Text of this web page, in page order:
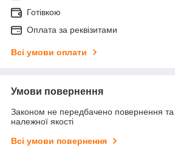
Готівкою
Оплата за реквізитами
Всі умови оплати
Умови повернення
Законом не передбачено повернення та
належної якості
Всі умови повернення